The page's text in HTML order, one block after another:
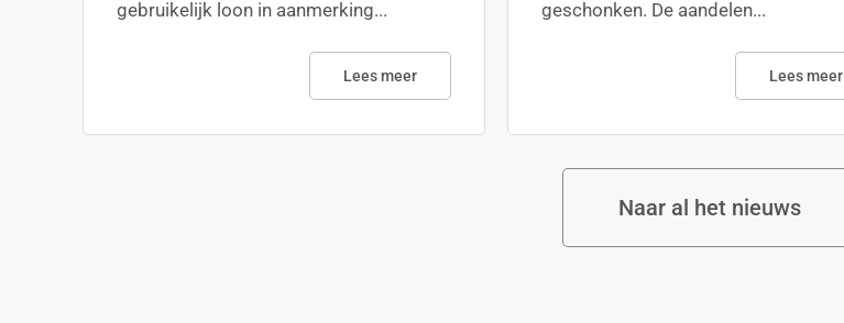
gebruikelijk loon in aanmerking...
Lees meer
geschonken. De aandelen...
Lees meer
Naar al het nieuws